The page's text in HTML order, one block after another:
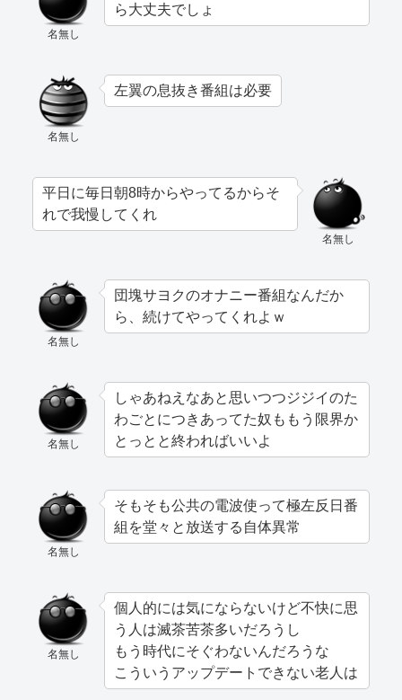
名無し
ら大丈夫でしょ
名無し
左翼の息抜き番組は必要
名無し
平日に毎日朝8時からやってるからそ
れで我慢してくれ
名無し
団塊サヨクのオナニー番組なんだか
ら、続けてやってくれよｗ
名無し
しゃあねえなあと思いつつジジイのた
わごとにつきあってた奴ももう限界か
とっとと終わればいいよ
名無し
そもそも公共の電波使って極左反日番
組を堂々と放送する自体異常
名無し
個人的には気にならないけど不快に思
う人は滅茶苦茶多いだろうし
もう時代にそぐわないんだろうな
こういうアップデートできない老人は